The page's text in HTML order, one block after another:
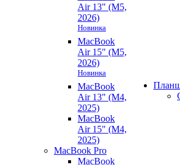
Air 13" (M5,
2026)
Новинка
MacBook
Air 15" (M5,
2026)
Новинка
MacBook
Air 13" (M4,
2025)
MacBook
Air 15" (M4,
2025)
MacBook Pro
MacBook